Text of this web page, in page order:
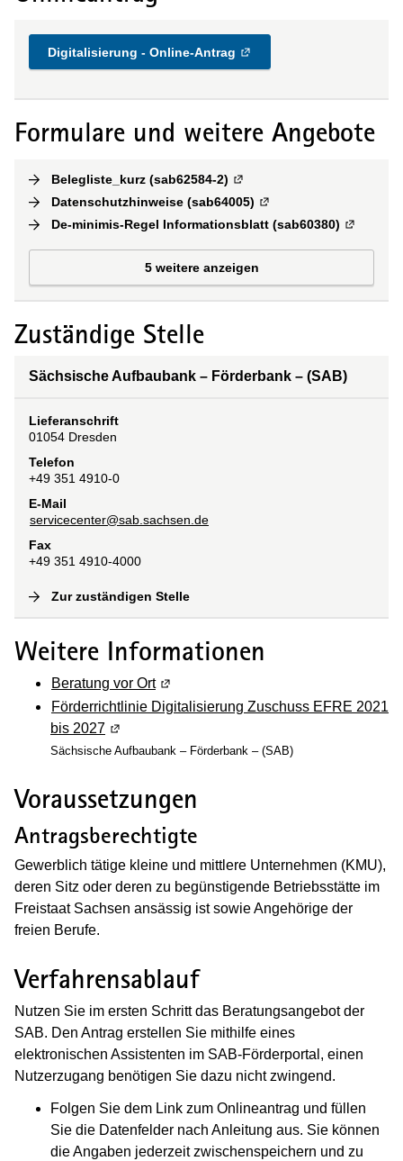
Digitalisierung - Online-Antrag
Formulare und weitere Angebote
Belegliste_kurz (sab62584-2) Externe Verlinkung
Datenschutzhinweise (sab64005) Externe Verlinkung
De-minimis-Regel Informationsblatt (sab60380) Externe
5 weitere anzeigen
Zuständige Stelle
Sächsische Aufbaubank – Förderbank – (SAB)
Lieferanschrift
01054 Dresden
Telefon
+49 351 4910-0
E-Mail
servicecenter@sab.sachsen.de
Fax
+49 351 4910-4000
Zur zuständigen Stelle
Weitere Informationen
Beratung vor Ort(Wird in einem neuen Fenster
Förderrichtlinie Digitalisierung Zuschuss EFRE 2021
bis 2027 (Wird in einem neuen Fenster geöffnet)
Sächsische Aufbaubank – Förderbank – (SAB)
Voraussetzungen
Antragsberechtigte
Gewerblich tätige kleine und mittlere Unternehmen (KMU),
deren Sitz oder deren zu begünstigende Betriebsstätte im
Freistaat Sachsen ansässig ist sowie Angehörige der
freien Berufe.
Verfahrensablauf
Nutzen Sie im ersten Schritt das Beratungsangebot der
SAB. Den Antrag erstellen Sie mithilfe eines
elektronischen Assistenten im SAB-Förderportal, einen
Nutzerzugang benötigen Sie dazu nicht zwingend.
Folgen Sie dem Link zum Onlineantrag und füllen
Sie die Datenfelder nach Anleitung aus. Sie können
die Angaben jederzeit zwischenspeichern und zu